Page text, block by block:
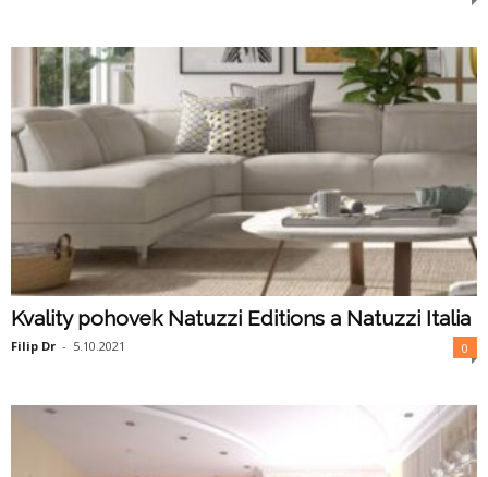
Kvality pohovek Natuzzi Editions a Natuzzi Italia
Filip Dr - 5.10.2021 0